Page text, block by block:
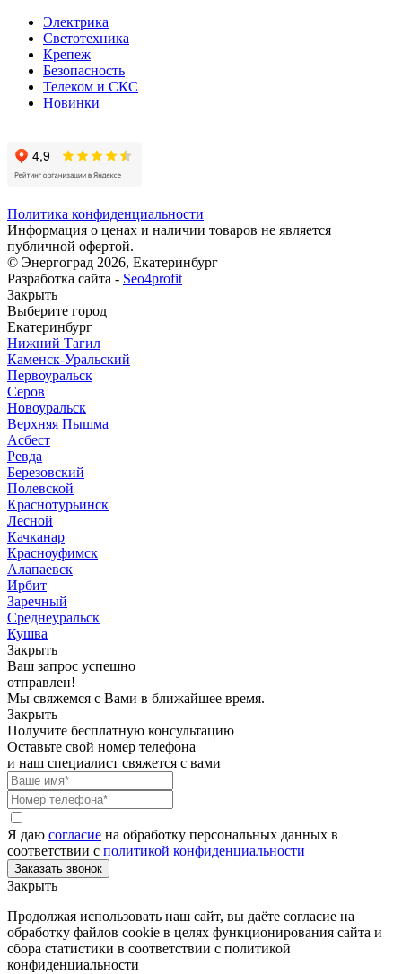
Электрика
Светотехника
Крепеж
Безопасность
Телеком и СКС
Новинки
Политика конфиденциальности
Информация о ценах и наличии товаров не является
публичной офертой.
© Энергоград 2026, Екатеринбург
Разработка сайта - Seo4profit
Закрыть
Выберите город
Екатеринбург
Нижний Тагил
Каменск-Уральский
Первоуральск
Серов
Новоуральск
Верхняя Пышма
Асбест
Ревда
Березовский
Полевской
Краснотурьинск
Лесной
Качканар
Красноуфимск
Алапаевск
Ирбит
Заречный
Среднеуральск
Кушва
Закрыть
Ваш запрос успешно
отправлен!
Мы свяжемся с Вами в ближайшее время.
Закрыть
Получите бесплатную консультацию
Оставьте свой номер телефона
и наш специалист свяжется с вами
Я даю согласие на обработку персональных данных в
соответствии с политикой конфиденциальности
Закрыть
Продолжая использовать наш сайт, вы даёте согласие на
обработку файлов cookie в целях функционирования сайта и
сбора статистики в соответствии с политикой
конфиденциальности